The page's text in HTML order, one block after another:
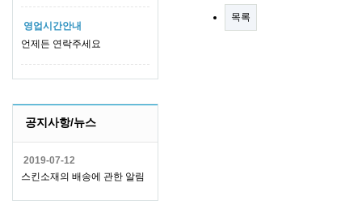
영업시간안내
언제든 연락주세요
공지사항/뉴스
2019-07-12
스킨소재의 배송에 관한 알림
목록